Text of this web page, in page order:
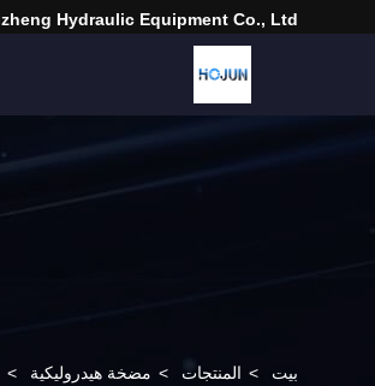
Hydraulic Equipment Co., Ltd.
بيت > المنتجات > مضخة هيدروليكية >